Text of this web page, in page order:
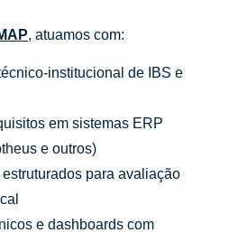
, atuamos com:
institucional de IBS e
em sistemas ERP
e outros)
para avaliação
e dashboards com